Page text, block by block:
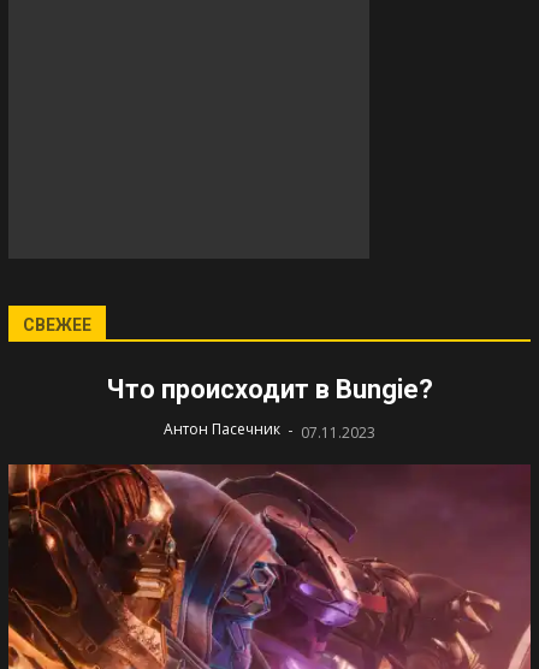
СВЕЖЕЕ
Что происходит в Bungie?
Антон Пасечник - 07.11.2023